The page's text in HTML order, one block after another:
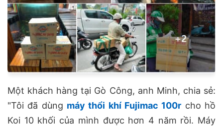
Một khách hàng tại Gò Công, anh Minh, chia sẻ:
"Tôi đã dùng máy thổi khí Fujimac 100r cho hồ
Koi 10 khối của mình được hơn 4 năm rồi. Máy